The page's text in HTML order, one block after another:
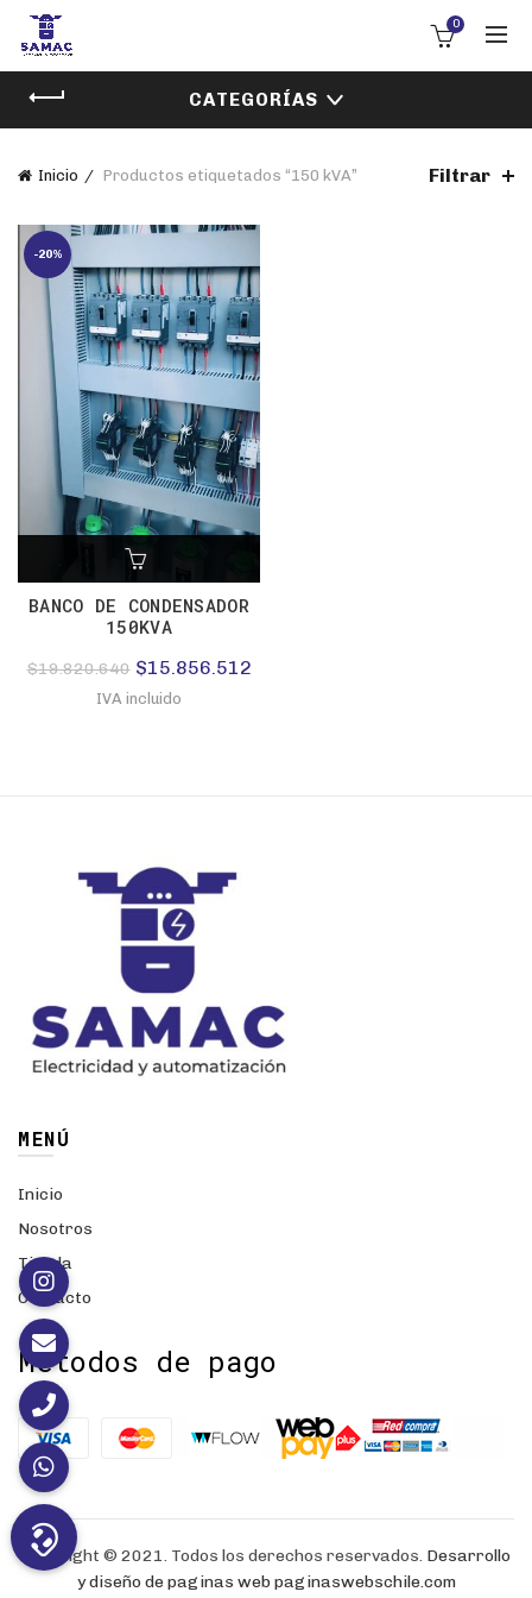
0
CATEGORÍAS
Inicio Productos etiquetados “150 kVA” Filtrar
-20%
BANCO DE CONDENSADOR
150KVA
$19.820.640 El
precio
$15.856.512El
IVA incluido
MENÚ
Inicio
Nosotros
Tienda
Contacto
Métodos de pago
Copyright © 2021. Todos los derechos reservados. Desarrollo
y diseño de paginas web paginaswebschile.com